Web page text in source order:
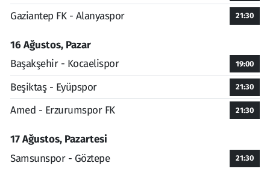
Gaziantep FK - Alanyaspor 21:30
16 Ağustos, Pazar
Başakşehir - Kocaelispor
19:00
Beşiktaş - Eyüpspor 21:30
Amed - Erzurumspor FK 21:30
17 Ağustos, Pazartesi
Samsunspor - Göztepe
21:30